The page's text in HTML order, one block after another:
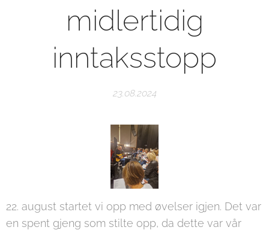
midlertidig
inntaksstopp
23.08.2024
22. august startet vi opp med øvelser igjen. Det var
en spent gjeng som stilte opp, da dette var vår